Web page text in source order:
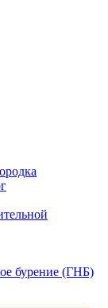
бурение (ГНБ)